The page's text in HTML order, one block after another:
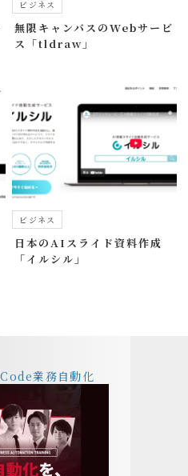
ビジネス
無限キャンバスのWebサービ
ス「tldraw」
ビジネス
日本のAIスライド資料作成
「イルシル」
業務自動化